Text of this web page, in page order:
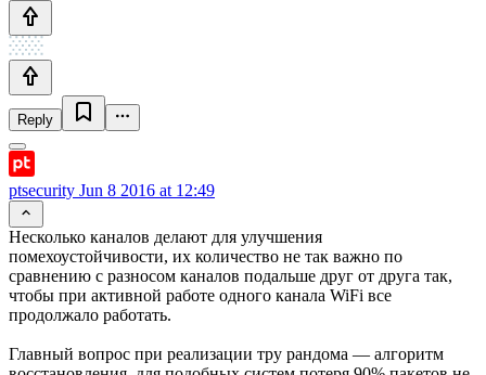
Reply
ptsecurity Jun 8 2016 at 12:49
Несколько каналов делают для улучшения
помехоустойчивости, их количество не так важно по
сравнению с разносом каналов подальше друг от друга так,
чтобы при активной работе одного канала WiFi все
продолжало работать.
Главный вопрос при реализации тру рандома — алгоритм